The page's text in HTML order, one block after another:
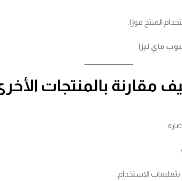
المنتج فورًا.
ماي ليزا
مقارنة بالمنتجات